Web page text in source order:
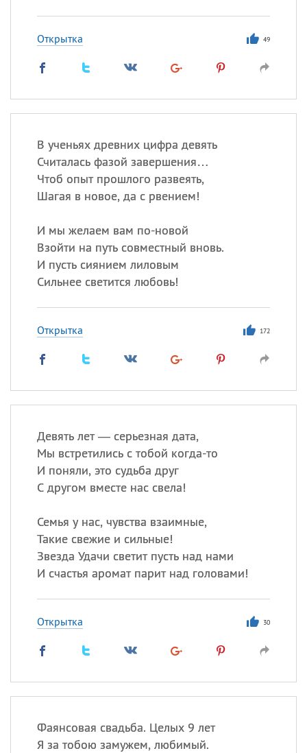
Открытка 49
В ученьях древних цифра девять
Считалась фазой завершения…
Чтоб опыт прошлого развеять,
Шагая в новое, да с рвением!
И мы желаем вам по-новой
Взойти на путь совместный вновь.
И пусть сиянием лиловым
Сильнее светится любовь!
Открытка 172
Девять лет — серьезная дата,
Мы встретились с тобой когда-то
И поняли, это судьба друг
С другом вместе нас свела!
Семья у нас, чувства взаимные,
Такие свежие и сильные!
Звезда Удачи светит пусть над нами
И счастья аромат парит над головами!
Открытка 30
Фаянсовая свадьба. Целых 9 лет
Я за тобою замужем, любимый.